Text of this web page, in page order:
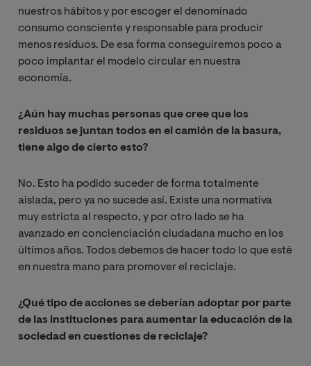
nuestros hábitos y por escoger el denominado
consumo consciente y responsable para producir
menos residuos. De esa forma conseguiremos poco a
poco implantar el modelo circular en nuestra
economía.
¿Aún hay muchas personas que cree que los
residuos se juntan todos en el camión de la basura,
tiene algo de cierto esto?
No. Esto ha podido suceder de forma totalmente
aislada, pero ya no sucede así. Existe una normativa
muy estricta al respecto, y por otro lado se ha
avanzado en concienciación ciudadana mucho en los
últimos años. Todos debemos de hacer todo lo que esté
en nuestra mano para promover el reciclaje.
¿Qué tipo de acciones se deberían adoptar por parte
de las instituciones para aumentar la educación de la
sociedad en cuestiones de reciclaje?